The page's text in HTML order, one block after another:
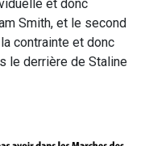
et donc
Smith, et le second
contrainte et donc
le derrière de Staline